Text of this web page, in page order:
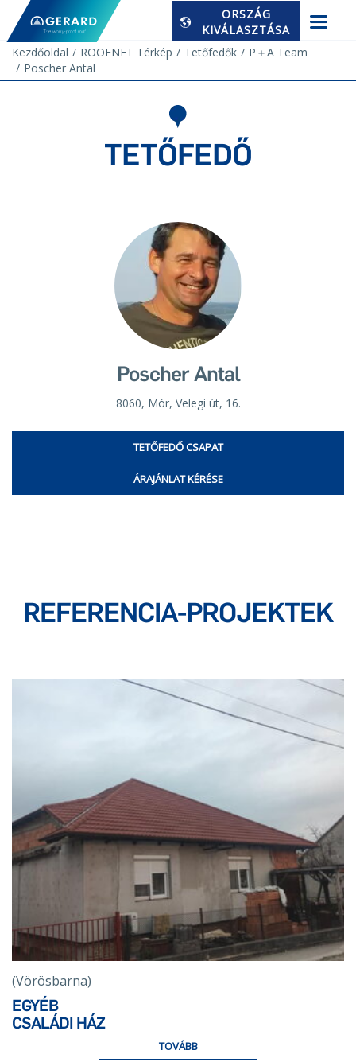
ORSZÁG
KIVÁLASZTÁSA
Kezdőoldal
ROOFNET Térkép Tetőfedők
P＋A Team
Poscher Antal
TETŐFEDŐ
Poscher Antal
8060, Mór, Velegi út, 16.
TETŐFEDŐ CSAPAT
ÁRAJÁNLAT KÉRÉSE
REFERENCIA-PROJEKTEK
(Vörösbarna)
EGYÉB
CSALÁDI HÁZ
TOVÁBB